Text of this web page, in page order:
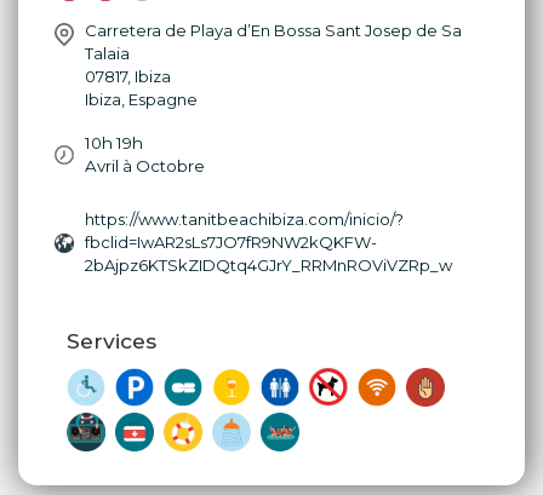
Carretera de Playa d’En Bossa Sant Josep de Sa
Talaia
07817, Ibiza
Ibiza Espagne
10h 19h
Avril à Octobre
https://www.tanitbeachibiza.com/inicio/?
fbclid=IwAR2sLs7JO7fR9NW2kQKFW-
2bAjpz6KTSkZIDQtq4GJrY_RRMnROViVZRp_w
Services